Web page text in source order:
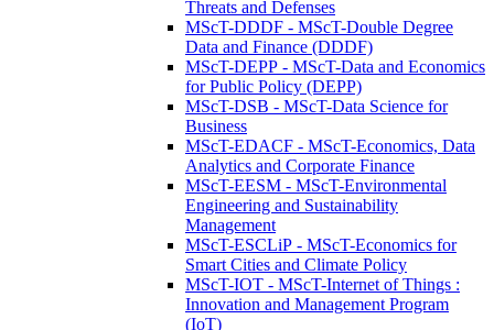
Threats and Defenses
MScT-DDDF - MScT-Double Degree
Data and Finance (DDDF)
MScT-DEPP - MScT-Data and Economics
for Public Policy (DEPP)
MScT-DSB - MScT-Data Science for
Business
MScT-EDACF - MScT-Economics, Data
Analytics and Corporate Finance
MScT-EESM - MScT-Environmental
Engineering and Sustainability
Management
MScT-ESCLiP - MScT-Economics for
Smart Cities and Climate Policy
MScT-IOT - MScT-Internet of Things :
Innovation and Management Program
(IoT)